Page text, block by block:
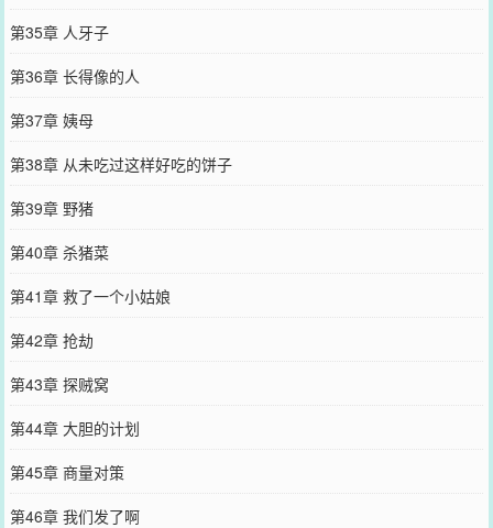
第35章 人牙子
第36章 长得像的人
第37章 姨母
第38章 从未吃过这样好吃的饼子
第39章 野猪
第40章 杀猪菜
第41章 救了一个小姑娘
第42章 抢劫
第43章 探贼窝
第44章 大胆的计划
第45章 商量对策
第46章 我们发了啊